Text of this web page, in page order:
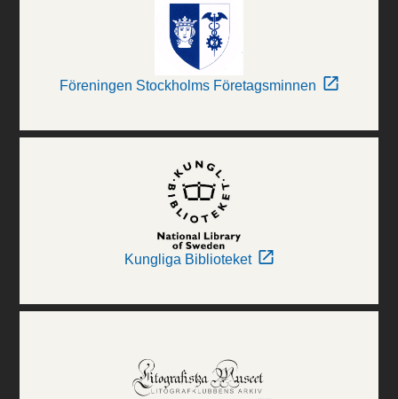
Föreningen Stockholms Företagsminnen
Kungliga Biblioteket